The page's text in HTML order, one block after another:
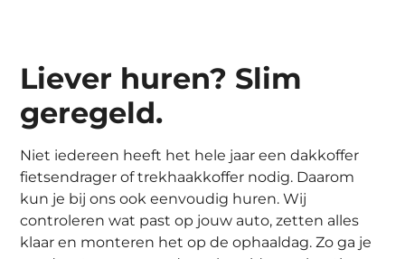
Liever huren? Slim
geregeld.
Niet iedereen heeft het hele jaar een dakkoffer
fietsendrager of trekhaakkoffer nodig. Daarom
kun je bij ons ook eenvoudig huren. Wij
controleren wat past op jouw auto, zetten alles
klaar en monteren het op de ophaaldag. Zo ga je